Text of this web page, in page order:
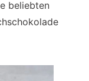
beliebten